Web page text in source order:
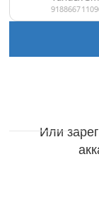
Или